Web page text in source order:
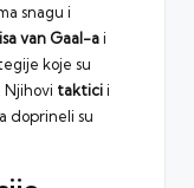
snagu i
van Gaal-ai
koje su
Njihovi takticii
doprineli su